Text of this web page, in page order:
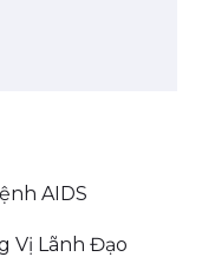
AIDS
Vị Lãnh Đạo